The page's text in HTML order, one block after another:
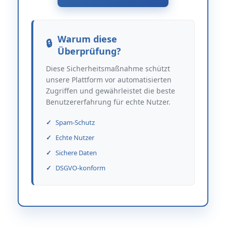
Warum diese
Überprüfung?
Diese Sicherheitsmaßnahme schützt
unsere Plattform vor automatisierten
Zugriffen und gewährleistet die beste
Benutzererfahrung für echte Nutzer.
Spam-Schutz
Echte Nutzer
Sichere Daten
DSGVO-konform